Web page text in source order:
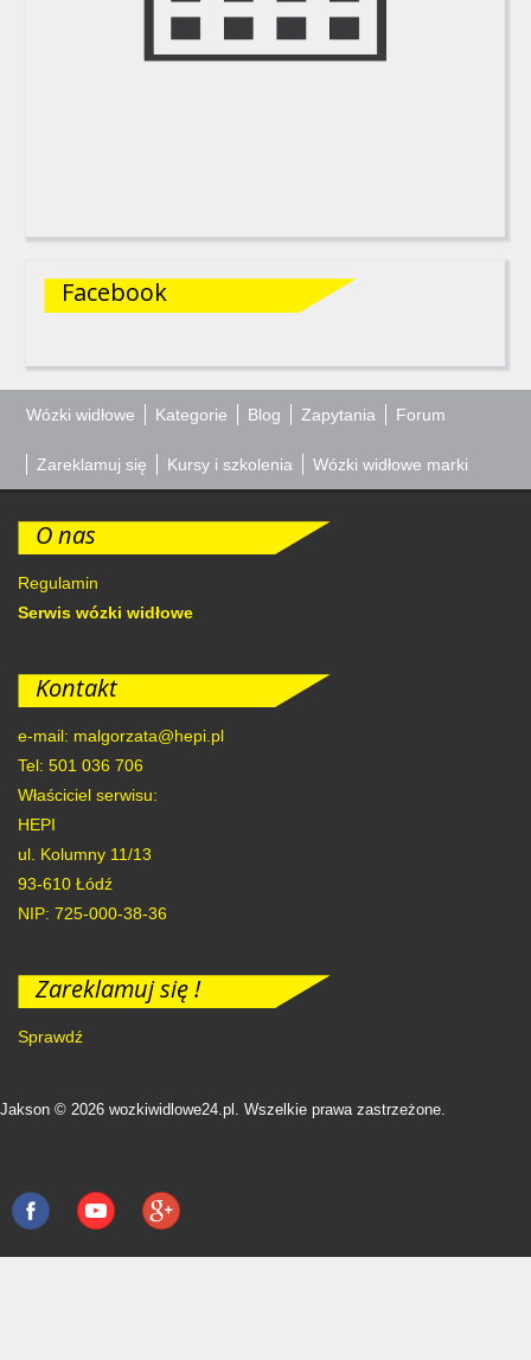
Facebook
Wózki widłowe Kategorie Blog Zapytania Forum
Zareklamuj się Kursy i szkolenia Wózki widłowe marki
O nas
Regulamin
Serwis wózki widłowe
Kontakt
e-mail: malgorzata@hepi.pl
Tel: 501 036 706
Właściciel serwisu:
HEPI
ul. Kolumny 11/13
93-610 Łódź
NIP: 725-000-38-36
Zareklamuj się !
Sprawdź
Jakson © 2026 wozkiwidlowe24.pl. Wszelkie prawa zastrzeżone.